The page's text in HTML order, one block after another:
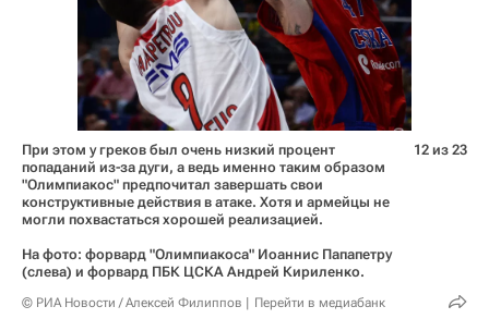
При этом у греков был очень низкий процент
попаданий из-за дуги, а ведь именно таким образом
"Олимпиакос" предпочитал завершать свои
конструктивные действия в атаке. Хотя и армейцы не
могли похвастаться хорошей реализацией.
На фото: форвард "Олимпиакоса" Иоаннис Папапетру
(слева) и форвард ПБК ЦСКА Андрей Кириленко.
© РИА Новости / Алексей Филиппов Перейти в медиабанк
12 из 23